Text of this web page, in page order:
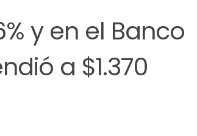
y en el Banco
a $1.370